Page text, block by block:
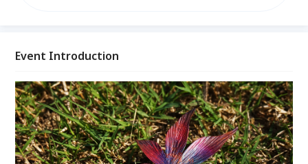
值、永垂不朽的藝術品。
Event Introduction